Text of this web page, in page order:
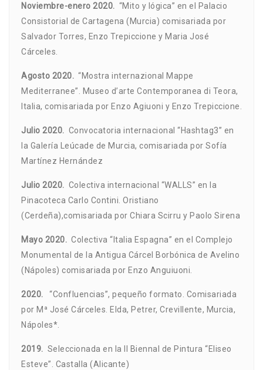
Noviembre-enero 2020. “Mito y lógica” en el Palacio
Consistorial de Cartagena (Murcia) comisariada por
Salvador Torres, Enzo Trepiccione y Maria José
Cárceles.
Agosto 2020. “Mostra internazional Mappe
Mediterranee”. Museo d’arte Contemporanea di Teora,
Italia, comisariada por Enzo Agiuoni y Enzo Trepiccione.
Julio 2020. Convocatoria internacional “Hashtag3” en
la Galería Leúcade de Murcia, comisariada por Sofía
Martínez Hernández
Julio 2020. Colectiva internacional “WALLS” en la
Pinacoteca Carlo Contini. Oristiano
(Cerdeña),comisariada por Chiara Scirru y Paolo Sirena
Mayo 2020. Colectiva “Italia Espagna” en el Complejo
Monumental de la Antigua Cárcel Borbónica de Avelino
(Nápoles) comisariada por Enzo Anguiuoni.
2020.
“Confluencias”, pequeño formato. Comisariada
por Mª José Cárceles. Elda, Petrer, Crevillente, Murcia,
Nápoles*.
2019. Seleccionada en la II Biennal de Pintura “Eliseo
Esteve”. Castalla (Alicante)